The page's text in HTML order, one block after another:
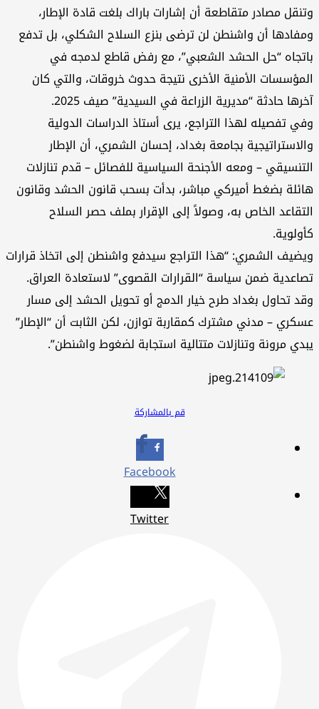
وتنقل مصادر متقاطعة أن إشارات باراك بلغت قادة الإطار،
ومفادها أن واشنطن لن ترضى بنزع السلاح الشكلي، بل تدفع
باتجاه “حل الحشد الشعبي”، مع رفض قاطع لدمجه في
المؤسسات الأمنية الأخرى نتيجة حدوث خروقات، والتي كان
آخرها حادثة “مديرية الزراعة في السيدية” صيف 2025.
وفي تفصيله لهذا التراجع، يرى أستاذ الدراسات الدولية
والاستراتيجية بجامعة بغداد، إحسان الشمري، أن الإطار
التنسيقي – ومعه الأجنحة السياسية للفصائل – قدم تنازلات
هائلة بضغط أميركي مباشر، بدأت بسحب قانون الحشد وقانون
التقاعد الخاص به، وصولاً إلى الإقرار بملف حصر السلاح
كأولوية.
ويضيف الشمري: “هذا التراجع سيدفع واشنطن إلى اتخاذ قرارات
تصاعدية ضمن سياسة “القرارات القصوى” لاستعادة العراق.
وقد تحاول بغداد طرح خيار الدمج أو تحويل الحشد إلى مسار
عسكري – مدني مشترك كمقاربة توازن، لكن الثابت أن “الإطار”
يبدي مرونة وتنازلات متتالية استجابة لضغوط واشنطن”.
قم بالمشاركة
Facebook
Twitter